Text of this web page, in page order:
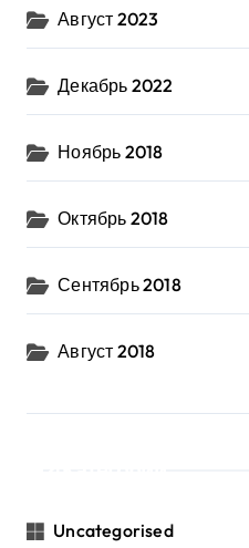
Август 2023
Декабрь 2022
Ноябрь 2018
Октябрь 2018
Сентябрь 2018
Август 2018
Uncategorised